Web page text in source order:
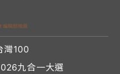
灣100
九合一大選